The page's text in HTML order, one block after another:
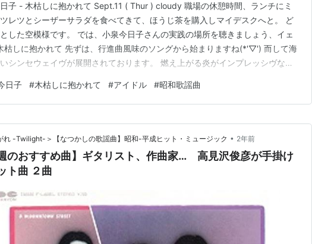
子 - 木枯しに抱かれて Sept.11 ( Thur ) cloudy 職場の休憩時間、ランチにミ
レツとシーザーサラダを食べてきて、ほうじ茶を購入しマイデスクへと。 ど
した空模様です。 では、小泉今日子さんの実践の場所を聴きましょう、イェ
枯しに抱かれて 先ずは、行進曲風味のソングから始まりますね(*'▽') 而して海
シンセウェイヴが展開されております。 燃え上がる炎がインプレッシヴなナ
られていますね。 乗りのいいシンセポップですね。で、傾聴…
日子 #木枯しに抱かれて #アイドル #昭和歌謡曲
れ -Twilight-＞【なつかしの歌謡曲】昭和-平成ヒット・ミュージック • 2年前
週のおすすめ曲】ギタリスト、作曲家… 高見沢俊彦が手掛け
ト曲 ２曲